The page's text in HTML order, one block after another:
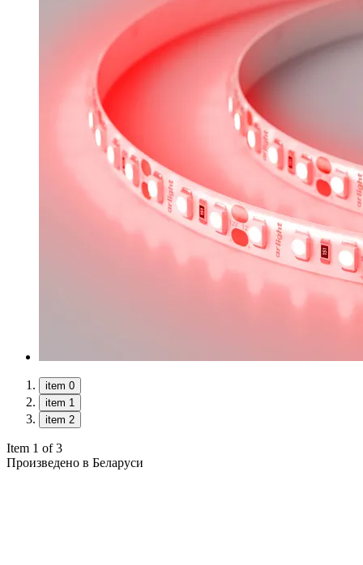
item 0
item 1
item 2
Item 1 of 3
Произведено в Беларуси